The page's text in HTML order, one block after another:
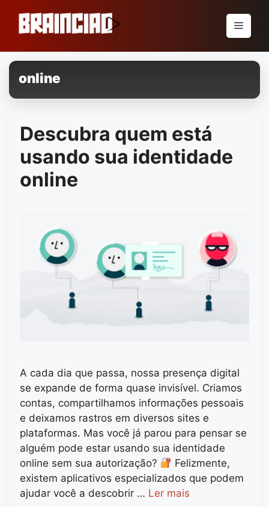
conteúdo
Menu
online
Descubra quem está
usando sua identidade
online
A cada dia que passa, nossa presença digital
se expande de forma quase invisível. Criamos
contas, compartilhamos informações pessoais
e deixamos rastros em diversos sites e
plataformas. Mas você já parou para pensar se
alguém pode estar usando sua identidade
online sem sua autorização?
Felizmente,
existem aplicativos especializados que podem
ajudar você a descobrir … Ler mais